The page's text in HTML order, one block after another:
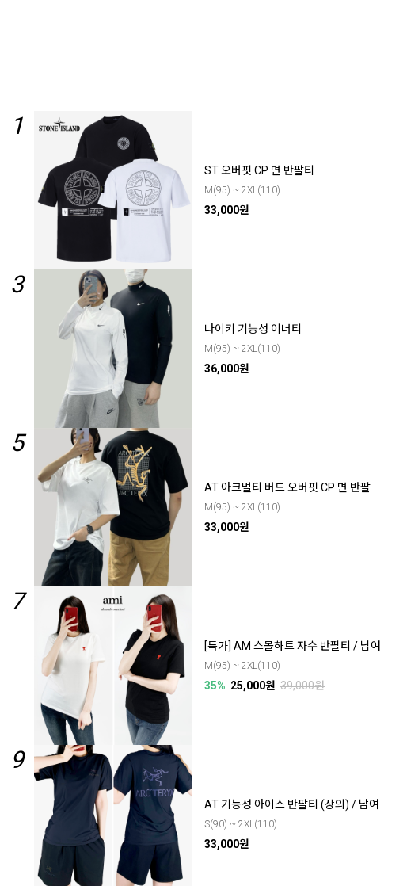
1
ST 오버핏 CP 면 반팔티
M(95) ~ 2XL(110)
33,000원
3
나이키 기능성 이너티
M(95) ~ 2XL(110)
36,000원
5
AT 아크멀티 버드 오버핏 CP 면 반팔
M(95) ~ 2XL(110)
33,000원
7
[특가] AM 스몰하트 자수 반팔티 / 남여
M(95) ~ 2XL(110)
35% 25,000원 39,000원
9
AT 기능성 아이스 반팔티 (상의) / 남여
S(90) ~ 2XL(110)
33,000원